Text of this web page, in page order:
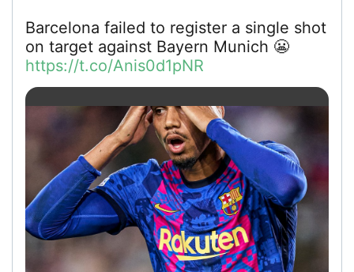
Barcelona failed to register a single shot
on target against Bayern Munich 😬
https://t.co/Anis0d1pNR